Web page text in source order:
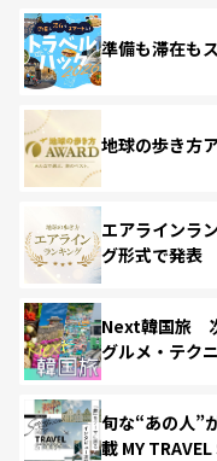
準備も滞在も
地球の歩き方
エアラインラ
グ形式で発表
Next韓国旅
グルメ・テク
旬な“あの人”
載 MY